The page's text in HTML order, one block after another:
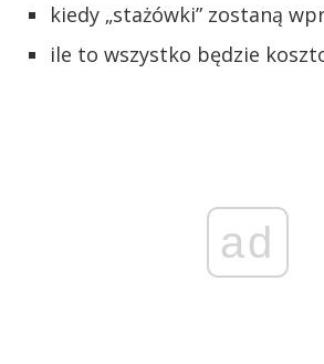
kiedy „stażówki” zostaną
ile to wszystko będzie
ad